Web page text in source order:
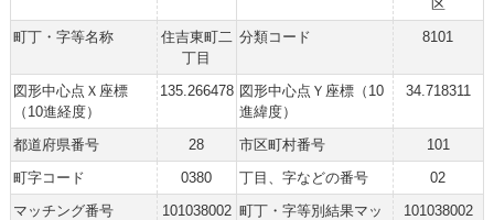
区
町丁・字等名称
住吉東町二
丁目
分類コード 8101
図形中心点Ｘ座標
（10進経度）
135.266478 図形中心点Ｙ座標（10
進緯度）
34.718311
都道府県番号 28 市区町村番号
101
町字コード
0380 丁目、字などの番号
02
マッチング番号
101038002 町丁・字等別結果マッ
101038002